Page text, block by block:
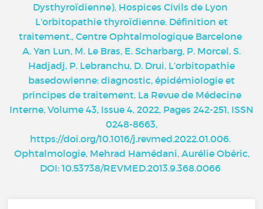
Dysthyroïdienne), Hospices Civils de Lyon
L’orbitopathie thyroïdienne. Définition et
traitement., Centre Ophtalmologique Barcelone
A. Yan Lun, M. Le Bras, E. Scharbarg, P. Morcel, S.
Hadjadj, P. Lebranchu, D. Drui, L’orbitopathie
basedowienne: diagnostic, épidémiologie et
principes de traitement, La Revue de Médecine
Interne, Volume 43, Issue 4, 2022, Pages 242-251, ISSN
0248-8663,
https://doi.org/10.1016/j.revmed.2022.01.006.
Ophtalmologie, Mehrad Hamédani, Aurélie Obéric,
DOI: 10.53738/REVMED.2013.9.368.0066